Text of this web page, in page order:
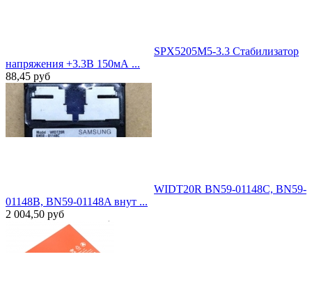
SPX5205M5-3.3 Стабилизатор
напряжения +3.3В 150мА ...
88,45 руб
WIDT20R BN59-01148C, BN59-
01148B, BN59-01148A внут ...
2 004,50 руб